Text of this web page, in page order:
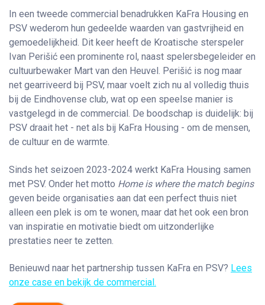
In een tweede commercial benadrukken KaFra Housing en
PSV wederom hun gedeelde waarden van gastvrijheid en
gemoedelijkheid. Dit keer heeft de Kroatische sterspeler
Ivan Perišić een prominente rol, naast spelersbegeleider en
cultuurbewaker Mart van den Heuvel. Perišić is nog maar
net gearriveerd bij PSV, maar voelt zich nu al volledig thuis
bij de Eindhovense club, wat op een speelse manier is
vastgelegd in de commercial. De boodschap is duidelijk: bij
PSV draait het - net als bij KaFra Housing - om de mensen,
de cultuur en de warmte.
Sinds het seizoen 2023-2024 werkt KaFra Housing samen
met PSV. Onder het motto Home is where the match begins
geven beide organisaties aan dat een perfect thuis niet
alleen een plek is om te wonen, maar dat het ook een bron
van inspiratie en motivatie biedt om uitzonderlijke
prestaties neer te zetten.
Benieuwd naar het partnership tussen KaFra en PSV? Lees
onze case en bekijk de commercial.